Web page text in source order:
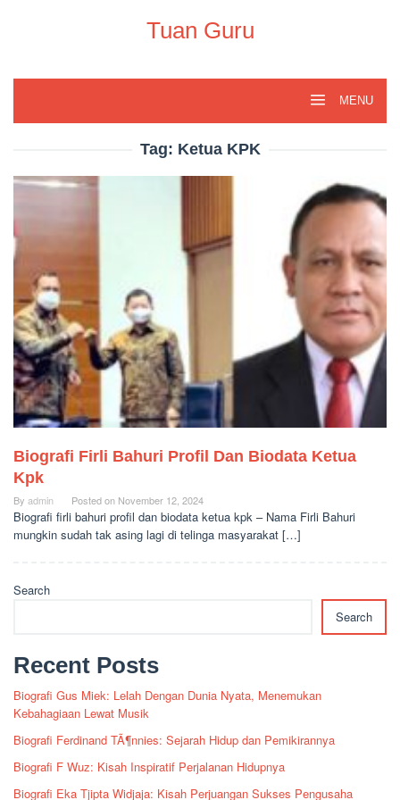
Tuan Guru
MENU
Tag: Ketua KPK
Biografi Firli Bahuri Profil Dan Biodata Ketua
Kpk
By admin Posted on November 12, 2024
Biografi firli bahuri profil dan biodata ketua kpk – Nama Firli Bahuri
mungkin sudah tak asing lagi di telinga masyarakat […]
Search
Search
Recent Posts
Biografi Gus Miek: Lelah Dengan Dunia Nyata, Menemukan
Kebahagiaan Lewat Musik
Biografi Ferdinand TÃ¶nnies: Sejarah Hidup dan Pemikirannya
Biografi F Wuz: Kisah Inspiratif Perjalanan Hidupnya
Biografi Eka Tjipta Widjaja: Kisah Perjuangan Sukses Pengusaha